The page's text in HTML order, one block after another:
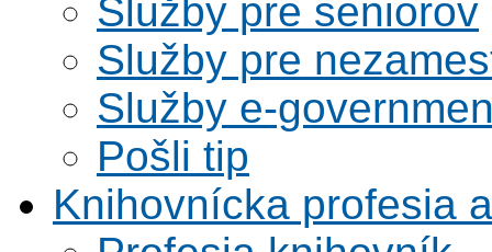
Služby pre seniorov
Služby pre
Služby e-
Pošli tip
Knihovnícka profesia